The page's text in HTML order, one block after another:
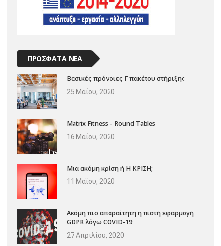
ΠΡΟΣΦΑΤΑ ΝΕΑ
Βασικές πρόνοιες Γ πακέτου στήριξης
25 Μαΐου, 2020
Matrix Fitness – Round Tables
16 Μαΐου, 2020
Μια ακόμη κρίση ή Η ΚΡΙΣΗ;
11 Μαΐου, 2020
Ακόμη πιο απαραίτητη η πιστή εφαρμογή
GDPR λόγω COVID-19
27 Απριλίου, 2020